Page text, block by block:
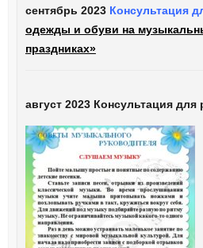
сентябрь 2023 Консультация
одежды и обуви на
праздниках»
август 2023 Консультация для